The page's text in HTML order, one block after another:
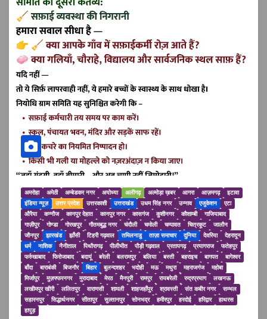
अमरोहा अमेठी अम्बेडकर नगर अयोध्या अलीगढ़ अल्मोड़ा ख़बर आगरा आज़मगढ़
इटावा
इंडिया न्यूज़
उत्तर प्रदेश उत्तरकाशी उत्तराखंड उधम सिंह नगर उन्नाव एजुकेशन
एटा
औरैया
कन्नौज कानपुर देहात कानपुर नगर कासगंज कुशीनगर कौशाम्बी
गाजियाबाद
गाज़ीपुर
गोण्डा गोरखपुर गौतमबुद्ध नगर चंदौली चमोली चम्पावत चित्रकूट
जालौन
जौनपुर
झारखंड झाँसी टिहरी गढ़वाल तमिलनाडु ताज़ा समाचार दुनिया देवरिया
देहरादून
धर्म
नाशिक नैनीताल पिथौरागढ़ पीलीभीत पौड़ी गढ़वाल प्रतापगढ़ प्रयागराज
फतेहपुर
फर्रुखाबाद
फिरोजाबाद बदायूं बरेली बलरामपुर बलिया बस्ती बहराइच बागपत
बागेश्वर
बाँदा
बाराबंकी बिजनौर बिहार बुलन्दशहर भदोही मऊ मथुरा महराजगंज
महोबा
मिर्जापुर
मुज़फ्फरनगर मुरादाबाद मेरठ मैनपुरी रामपुर रायबरेली रुद्रप्रयाग
लखनऊ
लखीमपुर खीरी
ललितपुर वाराणसी शामली शाहजहाँपुर श्रावस्ती संत कबीर नगर
सम्भल
सहारनपुर
सिद्धार्थनगर सीतापुर सुल्तानपुर सोनभद्र हमीरपुर हरदोई हरिद्वार
हाथरस
हापुड़